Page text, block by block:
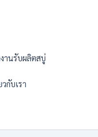
งานรับผลิตสบู่
วกับเรา